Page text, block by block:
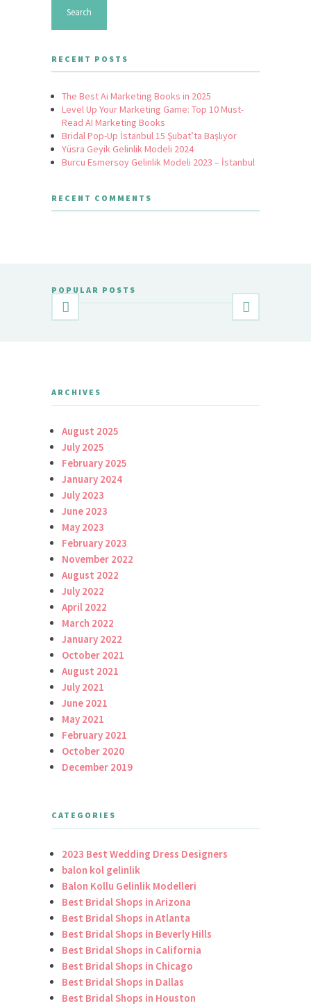
RECENT POSTS
The Best Ai Marketing Books in 2025
Level Up Your Marketing Game: Top 10 Must-
Read AI Marketing Books
Bridal Pop-Up İstanbul 15 Şubat’ta Başlıyor
Yüsra Geyik Gelinlik Modeli 2024
Burcu Esmersoy Gelinlik Modeli 2023 – İstanbul
RECENT COMMENTS
POPULAR POSTS
ARCHIVES
August 2025
July 2025
February 2025
January 2024
July 2023
June 2023
May 2023
February 2023
November 2022
August 2022
July 2022
April 2022
March 2022
January 2022
October 2021
August 2021
July 2021
June 2021
May 2021
February 2021
October 2020
December 2019
CATEGORIES
2023 Best Wedding Dress Designers
balon kol gelinlik
Balon Kollu Gelinlik Modelleri
Best Bridal Shops in Arizona
Best Bridal Shops in Atlanta
Best Bridal Shops in Beverly Hills
Best Bridal Shops in California
Best Bridal Shops in Chicago
Best Bridal Shops in Dallas
Best Bridal Shops in Houston